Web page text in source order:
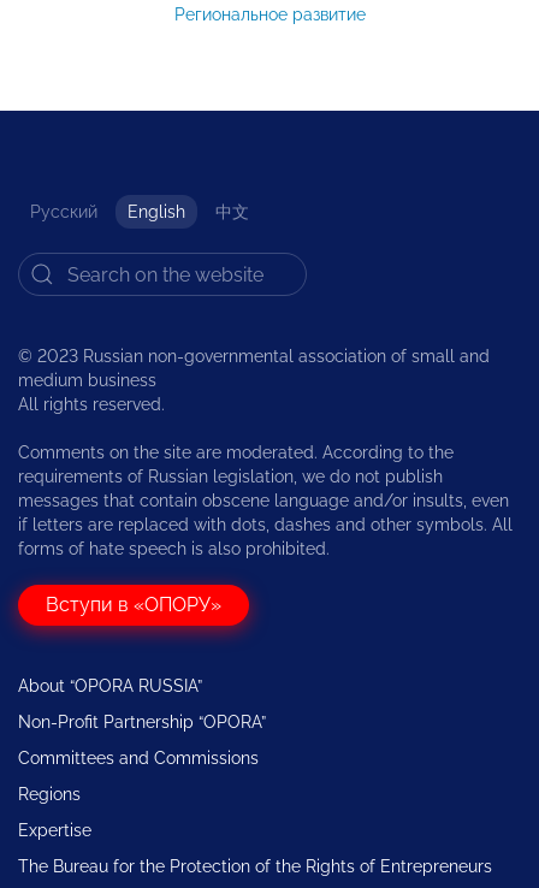
Региональное развитие
Русский English 中文
© 2023 Russian non-governmental association of small and
medium business
All rights reserved.
Comments on the site are moderated. According to the
requirements of Russian legislation, we do not publish
messages that contain obscene language and/or insults, even
if letters are replaced with dots, dashes and other symbols. All
forms of hate speech is also prohibited.
Вступи в «ОПОРУ»
About “OPORA RUSSIA”
Non-Profit Partnership “OPORA”
Committees and Commissions
Regions
Expertise
The Bureau for the Protection of the Rights of Entrepreneurs